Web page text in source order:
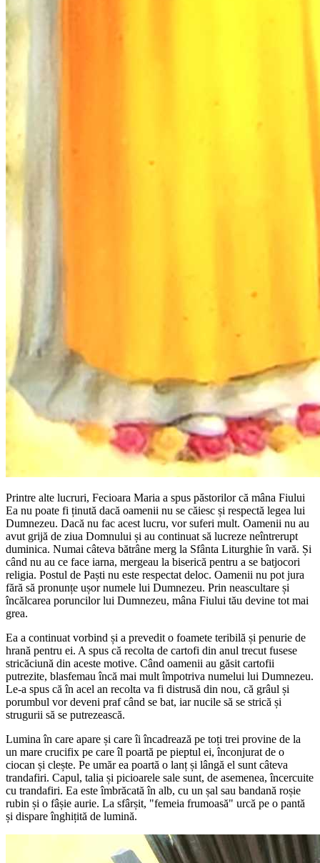
Printre alte lucruri, Fecioara Maria a spus păstorilor că mâna Fiului
Ea nu poate fi ținută dacă oamenii nu se căiesc și respectă legea lui
Dumnezeu. Dacă nu fac acest lucru, vor suferi mult. Oamenii nu au
avut grijă de ziua Domnului și au continuat să lucreze neîntrerupt
duminica. Numai câteva bătrâne merg la Sfânta Liturghie în vară. Și
când nu au ce face iarna, mergeau la biserică pentru a se batjocori
religia. Postul de Paști nu este respectat deloc. Oamenii nu pot jura
fără să pronunțe ușor numele lui Dumnezeu. Prin neascultare și
încălcarea poruncilor lui Dumnezeu, mâna Fiului tău devine tot mai
grea.
Ea a continuat vorbind și a prevedit o foamete teribilă și penurie de
hrană pentru ei. A spus că recolta de cartofi din anul trecut fusese
stricăciună din aceste motive. Când oamenii au găsit cartofii
putrezite, blasfemau încă mai mult împotriva numelui lui Dumnezeu.
Le-a spus că în acel an recolta va fi distrusă din nou, că grâul și
porumbul vor deveni praf când se bat, iar nucile să se strică și
strugurii să se putrezească.
Lumina în care apare și care îi încadrează pe toți trei provine de la
un mare crucifix pe care îl poartă pe pieptul ei, înconjurat de o
ciocan și clește. Pe umăr ea poartă o lanț și lângă el sunt câteva
trandafiri. Capul, talia și picioarele sale sunt, de asemenea, încercuite
cu trandafiri. Ea este îmbrăcată în alb, cu un șal sau bandană roșie
rubin și o fâșie aurie. La sfârșit, "femeia frumoasă" urcă pe o pantă
și dispare înghițită de lumină.